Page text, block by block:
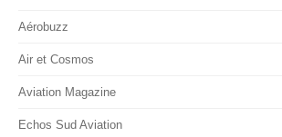
Aérobuzz
Air et Cosmos
Aviation Magazine
Echos Sud Aviation